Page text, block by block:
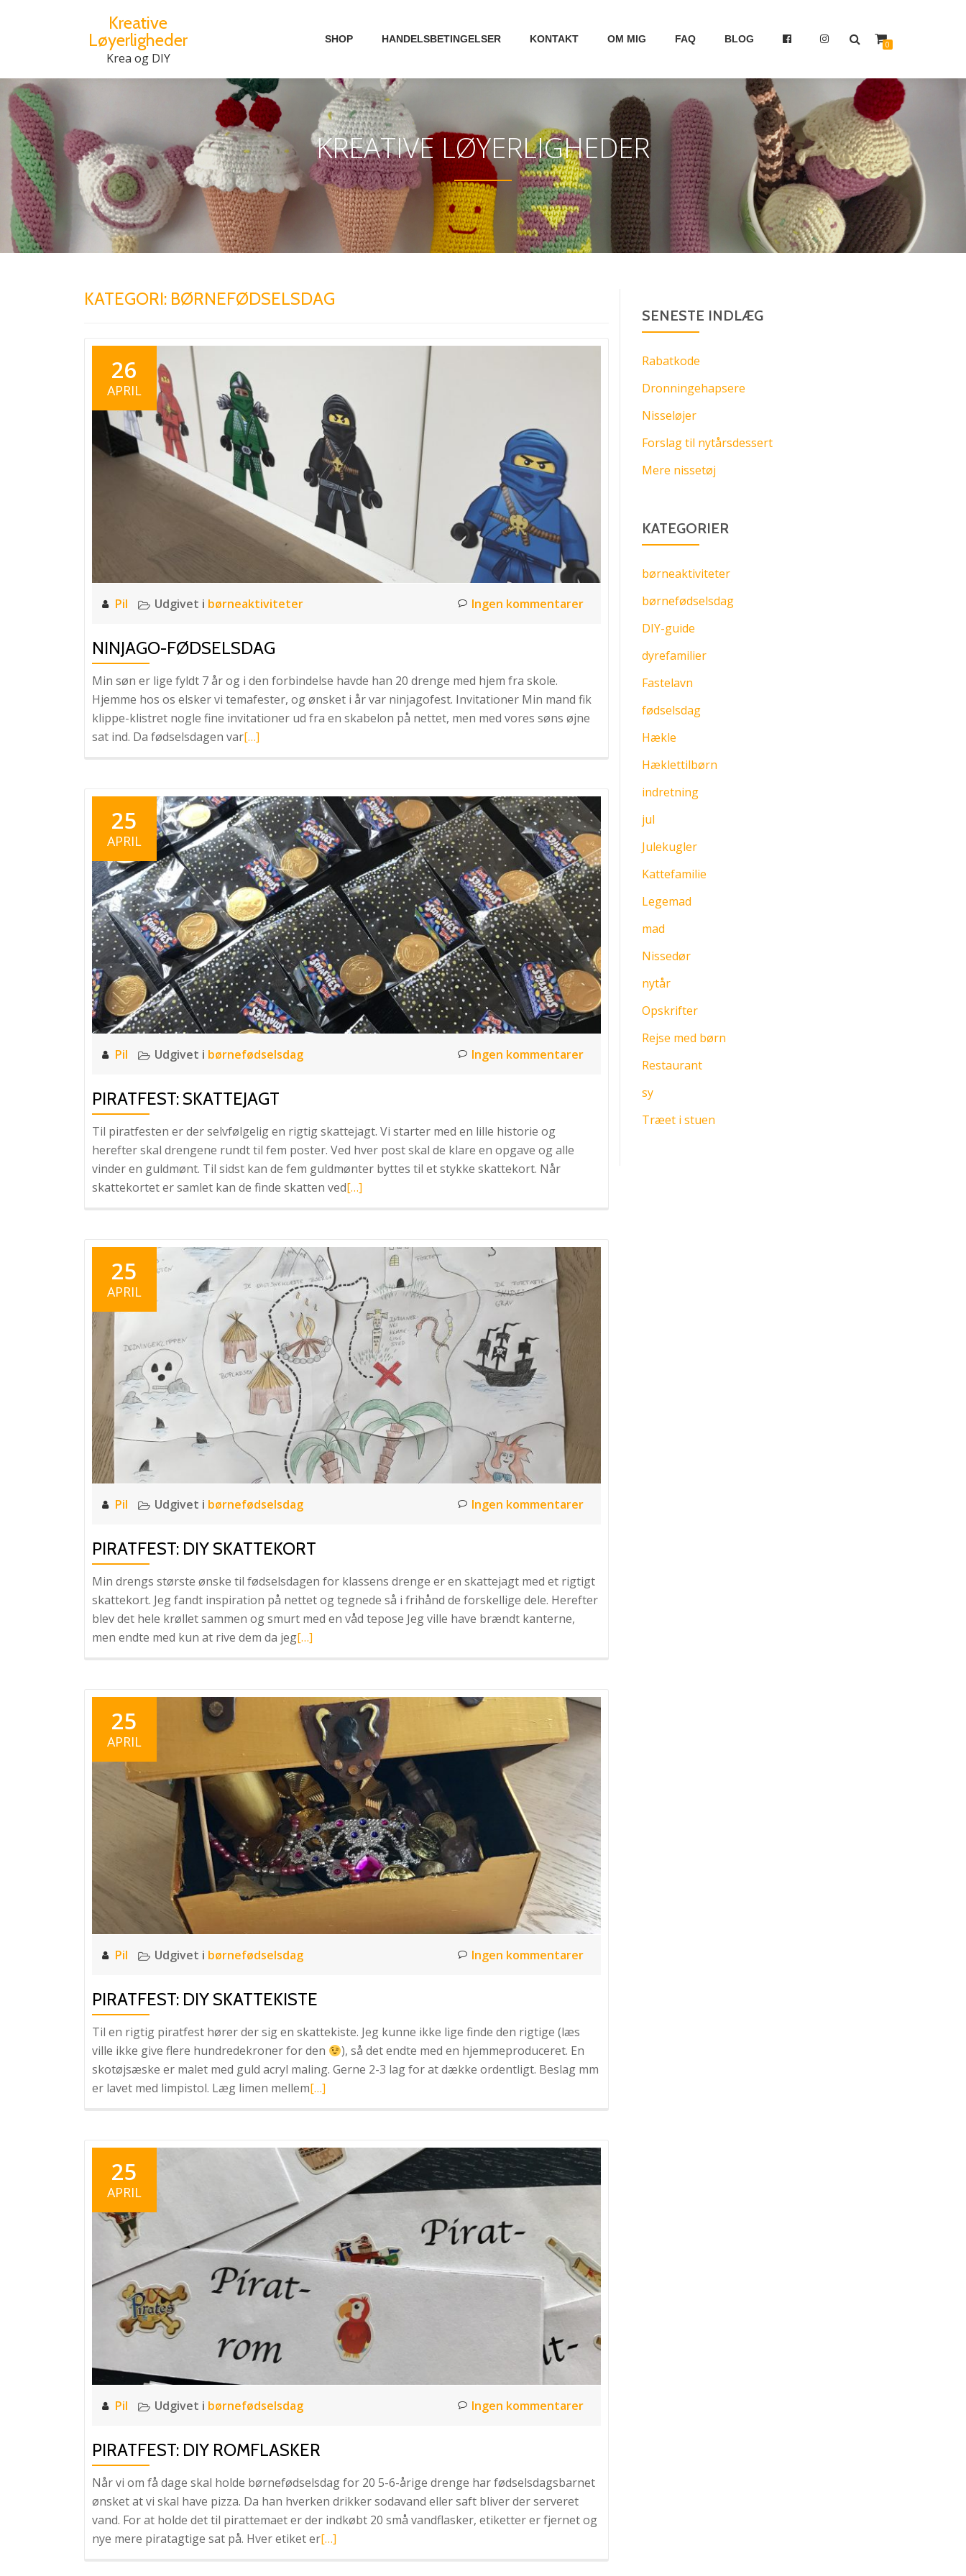
indhold
Kreative
Løyerligheder
Krea og DIY
SHOP HANDELSBETINGELSER KONTAKT OM MIG FAQ BLOG 0
KREATIVE LØYERLIGHEDER
KATEGORI: BØRNEFØDSELSDAG
26
APRIL
Pil Udgivet i børneaktiviteter Ingen kommentarer
NINJAGO-FØDSELSDAG
Min søn er lige fyldt 7 år og i den forbindelse havde han 20 drenge med hjem fra skole.
Hjemme hos os elsker vi temafester, og ønsket i år var ninjagofest. Invitationer Min mand fik
klippe-klistret nogle fine invitationer ud fra en skabelon på nettet, men med vores søns øjne
sat ind. Da fødselsdagen varLæs
[…]
25
APRIL
Pil Udgivet i børnefødselsdag Ingen kommentarer
PIRATFEST: SKATTEJAGT
Til piratfesten er der selvfølgelig en rigtig skattejagt. Vi starter med en lille historie og
herefter skal drengene rundt til fem poster. Ved hver post skal de klare en opgave og alle
vinder en guldmønt. Til sidst kan de fem guldmønter byttes til et stykke skattekort. Når
skattekortet er samlet kan de finde skatten vedLæs
[…]
25
APRIL
Pil Udgivet i børnefødselsdag Ingen kommentarer
PIRATFEST: DIY SKATTEKORT
Min drengs største ønske til fødselsdagen for klassens drenge er en skattejagt med et rigtigt
skattekort. Jeg fandt inspiration på nettet og tegnede så i frihånd de forskellige dele. Herefter
blev det hele krøllet sammen og smurt med en våd tepose Jeg ville have brændt kanterne,
men endte med kun at rive dem da jegLæs
skattekort
[…]
25
APRIL
Pil Udgivet i børnefødselsdag Ingen kommentarer
PIRATFEST: DIY SKATTEKISTE
Til en rigtig piratfest hører der sig en skattekiste. Jeg kunne ikke lige finde den rigtige (læs
ville ikke give flere hundredekroner for den
), så det endte med en hjemmeproduceret. En
skotøjsæske er malet med guld acryl maling. Gerne 2-3 lag for at dække ordentligt. Beslag mm
er lavet med limpistol. Læg limen mellemLæs
skattekiste
[…]
25
APRIL
Pil Udgivet i børnefødselsdag Ingen kommentarer
PIRATFEST: DIY ROMFLASKER
Når vi om få dage skal holde børnefødselsdag for 20 5-6-årige drenge har fødselsdagsbarnet
ønsket at vi skal have pizza. Da han hverken drikker sodavand eller saft bliver der serveret
vand. For at holde det til pirattemaet er der indkøbt 20 små vandflasker, etiketter er fjernet og
nye mere piratagtige sat på. Hver etiket erLæs
[…]
SENESTE INDLÆG
Rabatkode
Dronningehapsere
Nisseløjer
Forslag til nytårsdessert
Mere nissetøj
KATEGORIER
børneaktiviteter
børnefødselsdag
DIY-guide
dyrefamilier
Fastelavn
fødselsdag
Hækle
Hæklettilbørn
indretning
jul
Julekugler
Kattefamilie
Legemad
mad
Nissedør
nytår
Opskrifter
Rejse med børn
Restaurant
sy
Træet i stuen